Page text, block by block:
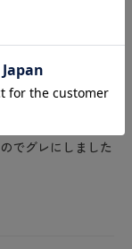
でグレにしました